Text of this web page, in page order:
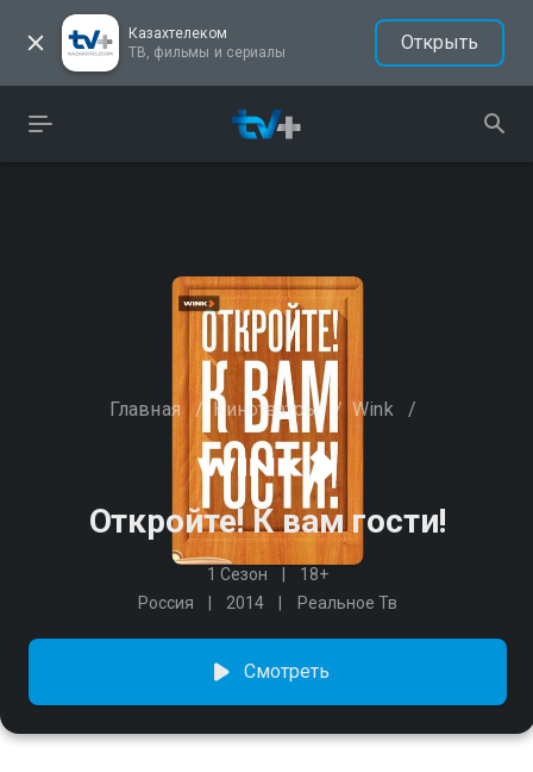
Казахтелеком
ТВ, фильмы и сериалы
Открыть
Главная / Кинотеатры / Wink /
Откройте! К вам гости!
1 Сезон
18+
Россия
2014 Реальное Тв
Смотреть